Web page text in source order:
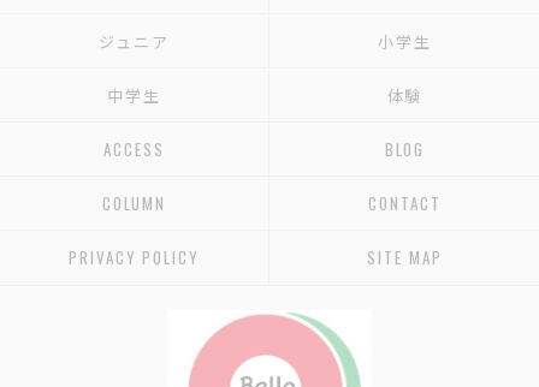
ジュニア 小学生
中学生 体験
ACCESS BLOG
COLUMN CONTACT
PRIVACY POLICY SITE MAP